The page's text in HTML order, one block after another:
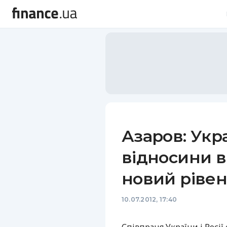
Азаров:
відносини
новий
10.07.2012, 17:40